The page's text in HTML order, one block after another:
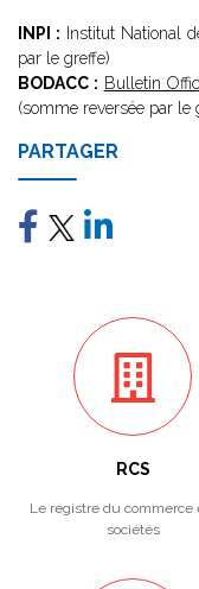
INPI : Institut National
par le greffe)
BODACC : Bulletin
(somme reversée par le
PARTAGER
RCS
Le registre du commerce
sociétés